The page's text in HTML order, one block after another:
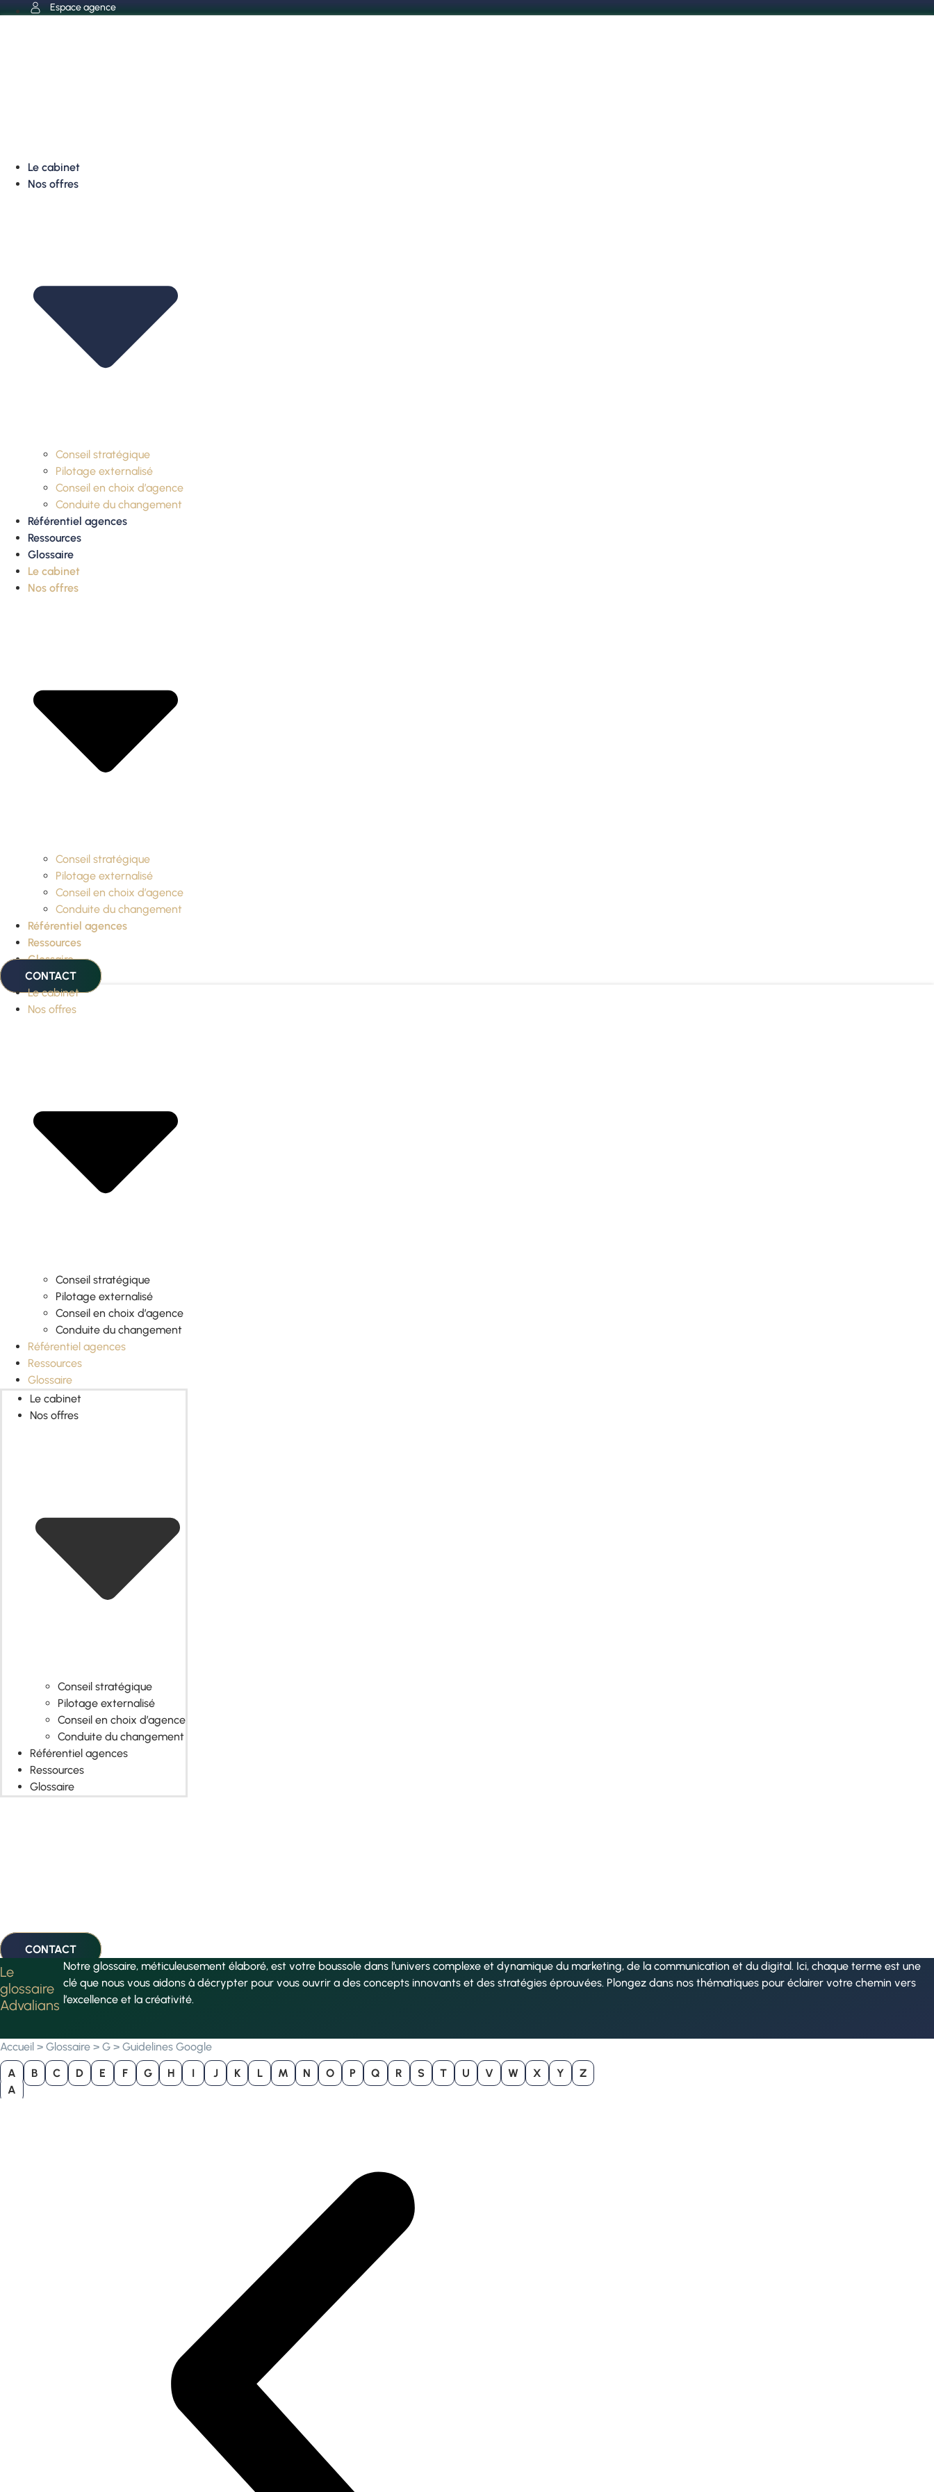
Aller
Espace agence
Le cabinet
Nos offres
Conseil stratégique
Pilotage externalisé
Conseil en choix d’agence
Conduite du changement
Référentiel agences
Ressources
Glossaire
Le cabinet
Nos offres
Conseil stratégique
Pilotage externalisé
Conseil en choix d’agence
Conduite du changement
Référentiel agences
Ressources
Glossaire
CONTACT
Le cabinet
Nos offres
Conseil stratégique
Pilotage externalisé
Conseil en choix d’agence
Conduite du changement
Référentiel agences
Ressources
Glossaire
Le cabinet
Nos offres
Conseil stratégique
Pilotage externalisé
Conseil en choix d’agence
Conduite du changement
Référentiel agences
Ressources
Glossaire
CONTACT
Le
glossaire
Advalians
Notre glossaire, méticuleusement élaboré, est votre boussole dans l’univers complexe et dynamique du marketing, de la communication et du digital. Ici, chaque terme est une
clé que nous vous aidons à décrypter pour vous ouvrir a des concepts innovants et des stratégies éprouvées. Plongez dans nos thématiques pour éclairer votre chemin vers
l’excellence et la créativité.
Accueil > Glossaire > G > Guidelines Google
A B C D E F G H I J K L M N O P Q R S T U V W X Y
Z
A